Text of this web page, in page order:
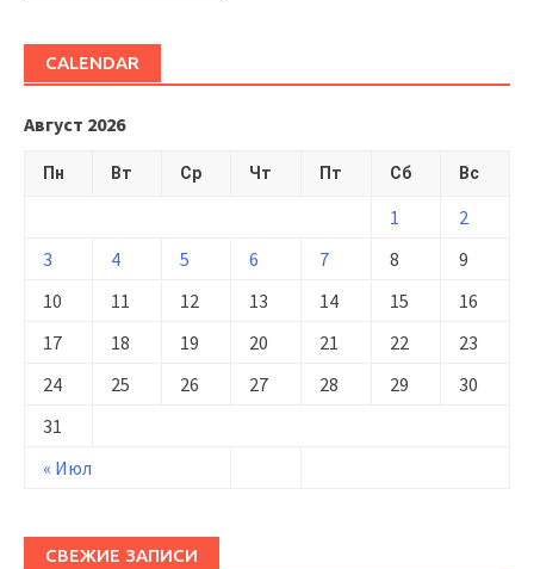
CALENDAR
Август 2026
Пн Вт Ср Чт Пт Сб Вс
« Июл
1
2
3
4 5 6 7 8
9
10
11 12 13 14 15
16
17
18 19 20 21 22
23
24
25 26 27 28 29
30
31
СВЕЖИЕ ЗАПИСИ